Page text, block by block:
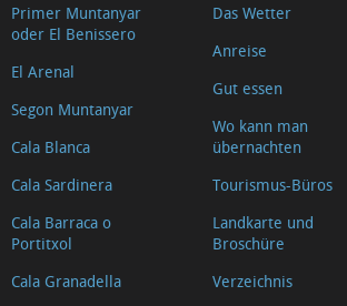
Primer Muntanyar
oder El Benissero
El Arenal
Segon Muntanyar
Cala Blanca
Cala Sardinera
Cala Barraca o
Portitxol
Cala Granadella
Das Wetter
Anreise
Gut essen
Wo kann man
übernachten
Tourismus-Büros
Landkarte und
Broschüre
Verzeichnis